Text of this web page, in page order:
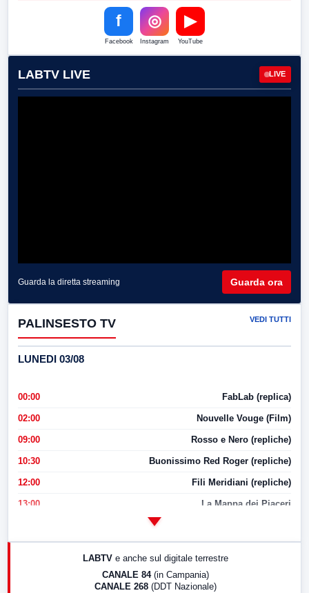
f
Facebook
◎
Instagram
▶
YouTube
LABTV LIVE LIVE
Guarda la diretta streaming Guarda ora
PALINSESTO TV VEDI TUTTI
LUNEDI 03/08
00:00 FabLab (replica)
02:00 Nouvelle Vouge (Film)
09:00 Rosso e Nero (repliche)
10:30 Buonissimo Red Roger (repliche)
12:00 Fili Meridiani (repliche)
13:00 La Mappa dei Piaceri
LABTV e anche sul digitale terrestre
CANALE 84 (in Campania)
CANALE 268 (DDT Nazionale)